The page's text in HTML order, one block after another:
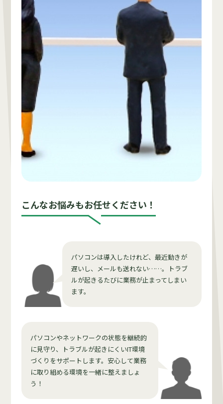
こんなお悩みもお任せください！
パソコンは導入したけれど、最近動きが
遅いし、メールも送れない……。トラブ
ルが起きるたびに業務が止まってしまい
ます。
パソコンやネットワークの状態を継続的
に見守り、トラブルが起きにくいIT環境
づくりをサポートします。安心して業務
に取り組める環境を一緒に整えましょ
う！